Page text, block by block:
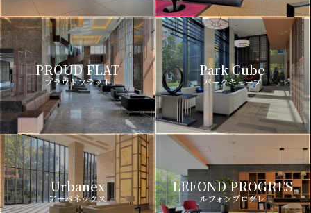
PROUD FLAT
プラウドフラット
Park Cube
パークキューブ
Urbanex
アーバネックス
LEFOND PROGRES
ルフォンプログレ